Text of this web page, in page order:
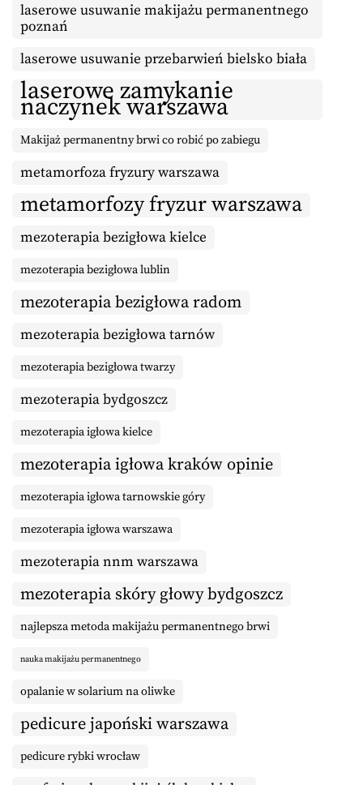
laserowe usuwanie makijażu permanentnego
poznań
laserowe usuwanie przebarwień bielsko biała
laserowe zamykanie
naczynek warszawa
Makijaż permanentny brwi co robić po zabiegu
metamorfoza fryzury warszawa
metamorfozy fryzur warszawa
mezoterapia bezigłowa kielce
mezoterapia bezigłowa lublin
mezoterapia bezigłowa radom
mezoterapia bezigłowa tarnów
mezoterapia bezigłowa twarzy
mezoterapia bydgoszcz
mezoterapia igłowa kielce
mezoterapia igłowa kraków opinie
mezoterapia igłowa tarnowskie góry
mezoterapia igłowa warszawa
mezoterapia nnm warszawa
mezoterapia skóry głowy bydgoszcz
najlepsza metoda makijażu permanentnego brwi
nauka makijażu permanentnego
opalanie w solarium na oliwke
pedicure japoński warszawa
pedicure rybki wrocław